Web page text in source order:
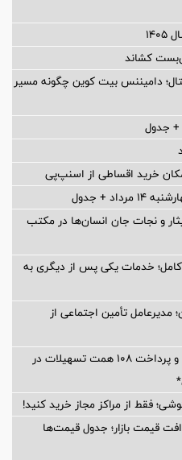
کشاند
دامیننس بیت کوین چگونه مسیر
خرید اقساطی از اسنپ‌پی
+ جدول
و نجات جان انسان‌ها در مکتب
خدمات یکی پس از دیگری به
تأمین اجتماعی از
رشد ۷۳ درصدی مصوبات اعتباری و پرداخت ۱۰۸ همت تسهیلات در
فقط از مراکز مجاز خرید کنید!
قیمت بازار؛ جدول قیمت‌ها